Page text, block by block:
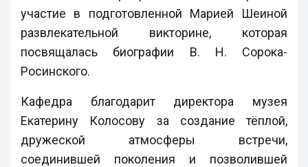
участие в подготовленной Марией Шеиной
развлекательной викторине, которая
посвящалась биографии В. Н. Сорока-
Росинского.
Кафедра благодарит директора музея
Екатерину Колосову за создание тёплой,
дружеской атмосферы встречи,
соединившей поколения и позволившей